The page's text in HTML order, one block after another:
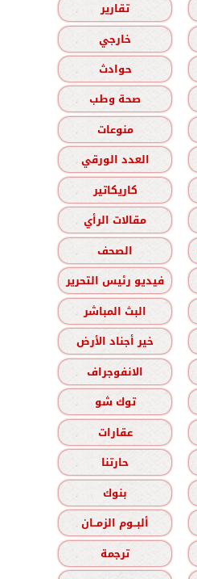
تقارير
خارجي
حوادث
صحة وطب
منوعات
العدد الورقي
كاريكاتير
مقالات الرأي
الصحف
فيديو رئيس التحرير
البث المباشر
خير أجناد الأرض
الانفوجراف
توك شو
عقارات
حارتنا
بنوك
ألبــوم الزمــان
ترجمة